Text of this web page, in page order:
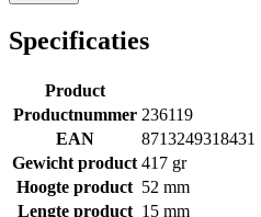
Specificaties
Product
Productnummer 236119
EAN
8713249318431
Gewicht product 417 gr
Hoogte product 52 mm
Lengte product 15 mm